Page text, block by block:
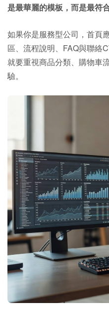
是最華麗的模板，而是最符
如果你是服務型公司，首頁
區、流程說明、FAQ與聯絡
就要重視商品分類、購物車
驗。